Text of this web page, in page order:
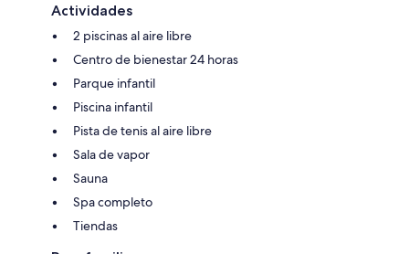
Actividades
2 piscinas al aire libre
Centro de bienestar 24 horas
Parque infantil
Piscina infantil
Pista de tenis al aire libre
Sala de vapor
Sauna
Spa completo
Tiendas